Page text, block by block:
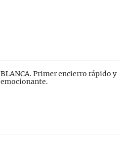
BLANCA. Primer encierro rápido y
emocionante.